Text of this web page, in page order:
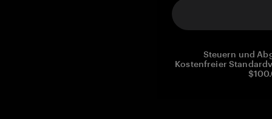
Steuern und
Kostenfreier